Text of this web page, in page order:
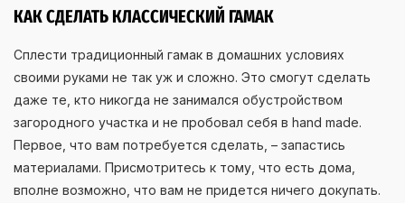
КАК СДЕЛАТЬ КЛАССИЧЕСКИЙ ГАМАК
Сплести традиционный гамак в домашних условиях
своими руками не так уж и сложно. Это смогут сделать
даже те, кто никогда не занимался обустройством
загородного участка и не пробовал себя в hand made.
Первое, что вам потребуется сделать, – запастись
материалами. Присмотритесь к тому, что есть дома,
вполне возможно, что вам не придется ничего докупать.